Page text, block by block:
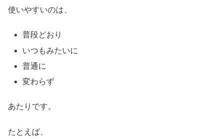
使いやすいのは、
普段どおり
いつもみたいに
普通に
変わらず
あたりです。
たとえば、